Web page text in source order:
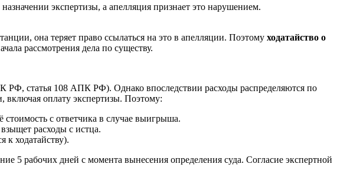
экспертизы, а апелляция признает это нарушением.
она теряет право ссылаться на это в апелляции. Поэтому ходатайство о
рассмотрения дела по существу.
РФ, статья 108 АПК РФ). Однако впоследствии расходы распределяются по
оплату экспертизы. Поэтому:
стоимость с ответчика в случае выигрыша.
расходы с истца.
к ходатайству).
5 рабочих дней с момента вынесения определения суда. Согласие экспертной